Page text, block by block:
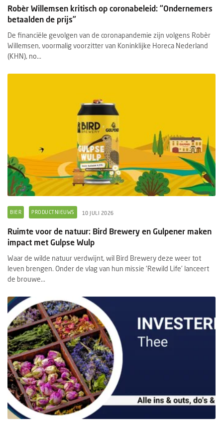
Robèr Willemsen kritisch op coronabeleid: “Ondernemers
betaalden de prijs”
De financiële gevolgen van de coronapandemie zijn volgens Robèr
Willemsen, voormalig voorzitter van Koninklijke Horeca Nederland
(KHN), no...
BIER PRODUCTNIEUWS 10 JULI 2026
Ruimte voor de natuur: Bird Brewery en Gulpener maken
impact met Gulpse Wulp
Waar de wilde natuur verdwijnt, wil Bird Brewery deze weer tot
leven brengen. Onder de vlag van hun missie 'Rewild Life’ lanceert
de brouwe...